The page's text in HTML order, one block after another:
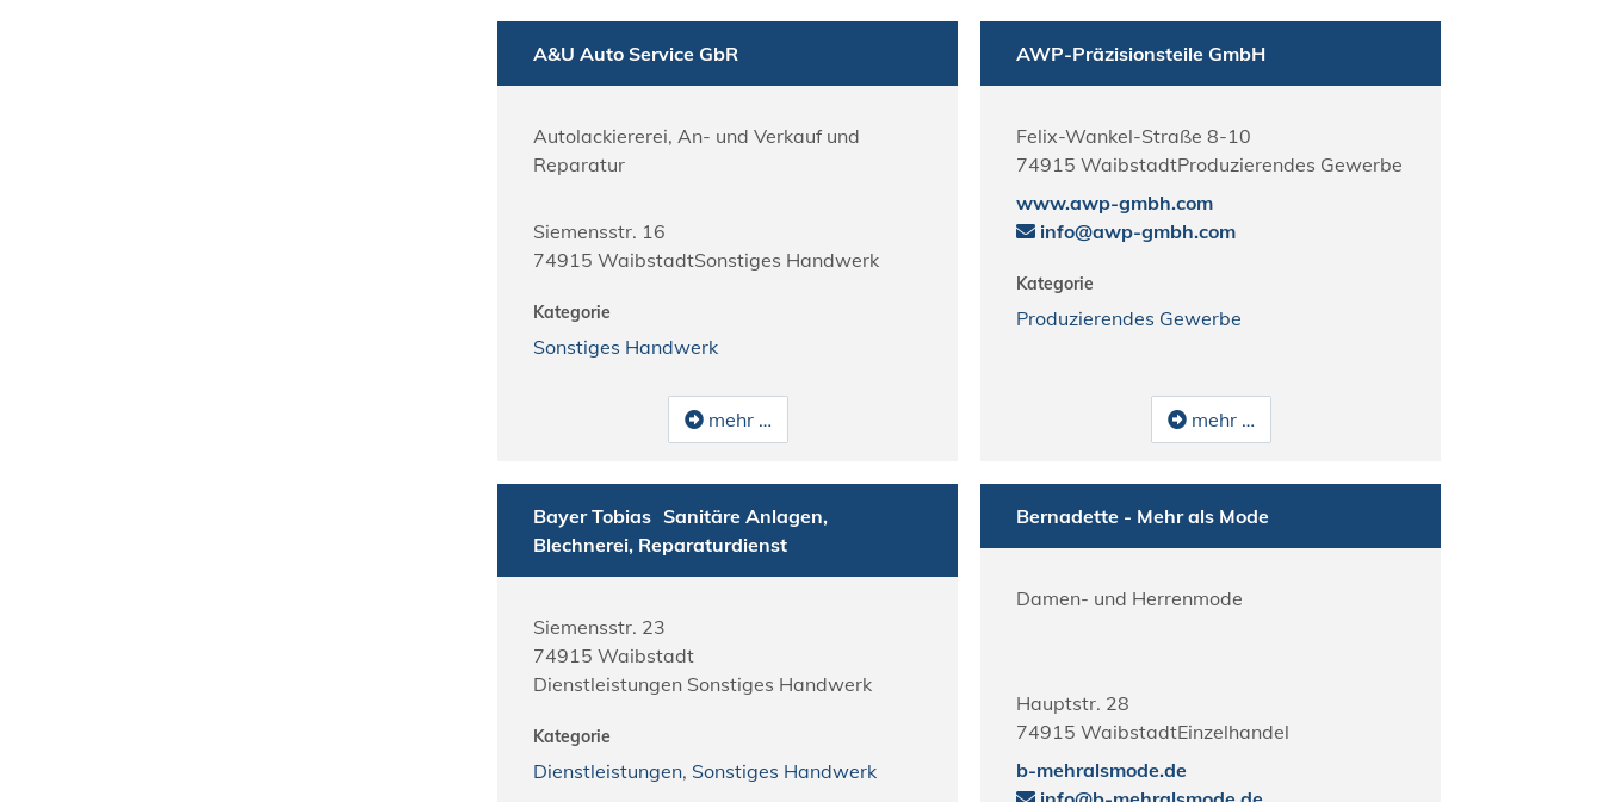
A&U Auto Service GbR
Siemensstr. 16
74915 WaibstadtSonstiges Handwerk
Autolackiererei, An- und Verkauf und
Reparatur
Kategorie
Sonstiges Handwerk
mehr …
AWP-Präzisionsteile GmbH
Felix-Wankel-Straße 8-10
74915 WaibstadtProduzierendes Gewerbe
www.awp-gmbh.com
info@awp-gmbh.com
Kategorie
Produzierendes Gewerbe
mehr …
Bayer Tobias Sanitäre Anlagen,
Blechnerei, Reparaturdienst
Siemensstr. 23
74915 Waibstadt
Dienstleistungen Sonstiges Handwerk
Kategorie
Dienstleistungen, Sonstiges Handwerk
Bernadette - Mehr als Mode
Hauptstr. 28
74915 WaibstadtEinzelhandel
b-mehralsmode.de
Damen- und Herrenmode